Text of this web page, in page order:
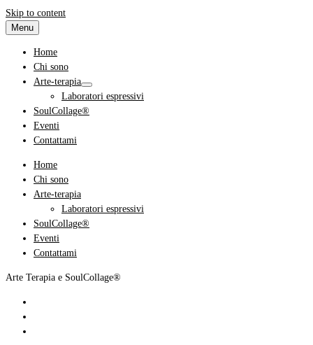
Skip to content
Menu
Home
Chi sono
Arte-terapia
Laboratori espressivi
SoulCollage®
Eventi
Contattami
Home
Chi sono
Arte-terapia
Laboratori espressivi
SoulCollage®
Eventi
Contattami
Arte Terapia e SoulCollage®